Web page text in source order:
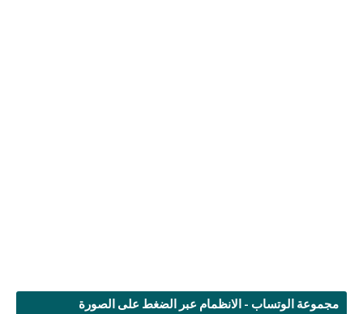
مجموعة الوتساب - الانظمام عبر الضغط على الصورة